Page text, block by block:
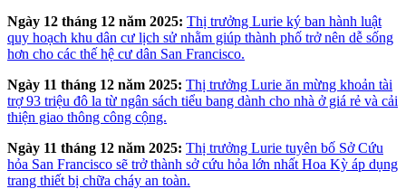
Ngày 12 tháng 12 năm 2025: Thị trưởng Lurie ký ban hành luật
quy hoạch khu dân cư lịch sử nhằm giúp thành phố trở nên dễ sống
hơn cho các thế hệ cư dân San Francisco.
Ngày 11 tháng 12 năm 2025: Thị trưởng Lurie ăn mừng khoản tài
trợ 93 triệu đô la từ ngân sách tiểu bang dành cho nhà ở giá rẻ và cải
thiện giao thông công cộng.
Ngày 11 tháng 12 năm 2025: Thị trưởng Lurie tuyên bố Sở Cứu
hỏa San Francisco sẽ trở thành sở cứu hỏa lớn nhất Hoa Kỳ áp dụng
trang thiết bị chữa cháy an toàn.